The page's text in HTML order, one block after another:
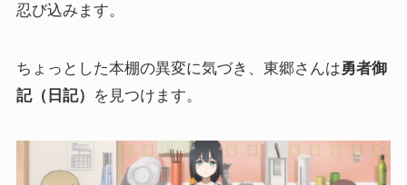
忍び込みます。
ちょっとした本棚の異変に気づき、東郷さんは勇者御
記（日記）
を見つけます。